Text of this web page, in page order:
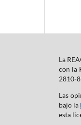
La
con la
2810-
Las
bajo la
esta